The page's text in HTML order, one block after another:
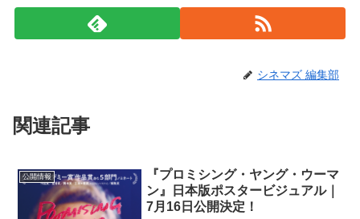
シネマズ 編集部
関連記事
公開情報
『プロミシング・ヤング・ウーマ
ン』日本版ポスタービジュアル｜
7月16日公開決定！